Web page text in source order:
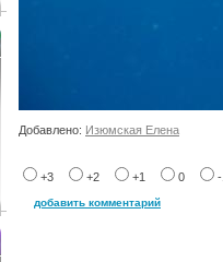
Добавлено: Изюмская Елена
+3 +2 +1 0
добавить комментарий